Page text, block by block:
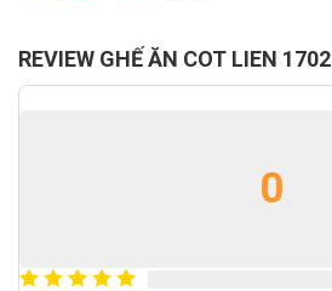
REVIEW GHẾ ĂN COT LIEN 1702
0